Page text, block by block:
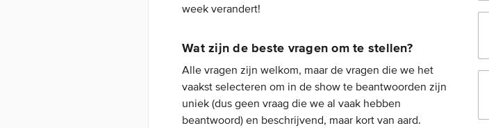
week verandert!
Wat zijn de beste vragen om te stellen?
Alle vragen zijn welkom, maar de vragen die we het
vaakst selecteren om in de show te beantwoorden zijn
uniek (dus geen vraag die we al vaak hebben
beantwoord) en beschrijvend, maar kort van aard.